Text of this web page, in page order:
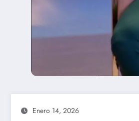
Enero 14, 2026